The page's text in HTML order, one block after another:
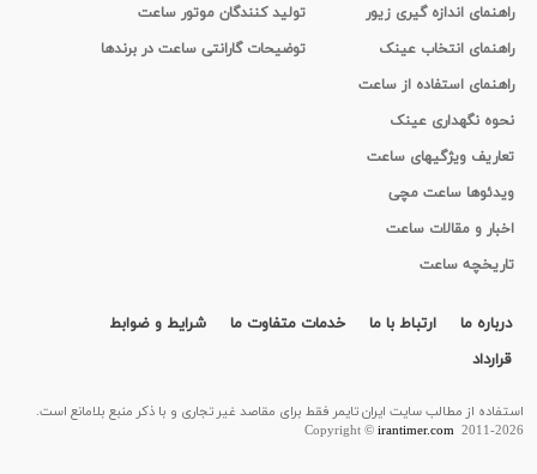
راهنمای اندازه گیری زیور
راهنمای انتخاب عینک
راهنمای استفاده از ساعت
نحوه نگهداری عینک
تعاریف ویژگیهای ساعت
ویدئوها ساعت مچی
اخبار و مقالات ساعت
تاریخچه ساعت
تولید کنندگان موتور ساعت
توضیحات گارانتی ساعت در برندها
درباره ما ارتباط با ما خدمات متفاوت ما
شرایط و ضوابط
قرارداد
استفاده از مطالب سايت ایران تایمر فقط برای مقاصد غیر تجاری و با ذکر منبع بلامانع است.
Copyright ©irantimer.com2011-2026